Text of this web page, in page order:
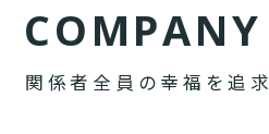
COMPANY
関 係者 全 員 の 幸 福 を追 求